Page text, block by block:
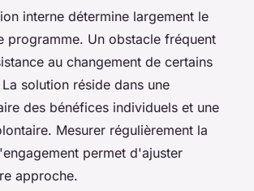
interne détermine largement le
programme. Un obstacle fréquent
au changement de certains
solution réside dans une
des bénéfices individuels et une
Mesurer régulièrement la
permet d'ajuster
approche.